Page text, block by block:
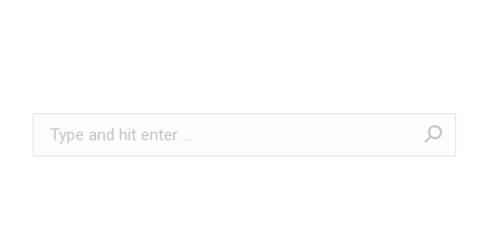
Search: